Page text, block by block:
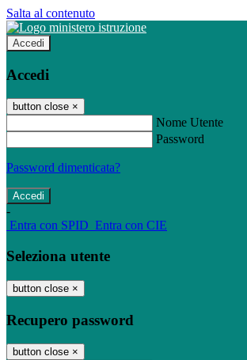
Salta al contenuto
Accedi
Accedi
button close ×
Nome Utente
Password
Password dimenticata?
-
Entra con SPID Entra con CIE
Seleziona utente
button close ×
Recupero password
button close ×